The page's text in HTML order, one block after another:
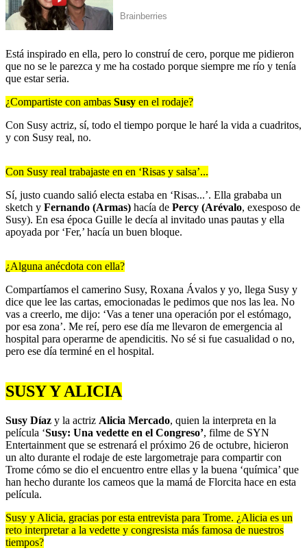
Está inspirado en ella, pero lo construí de cero, porque me pidieron
que no se le parezca y me ha costado porque siempre me río y tenía
que estar seria.
¿Compartiste con ambas Susy en el rodaje?
Con Susy actriz, sí, todo el tiempo porque le haré la vida a cuadritos,
y con Susy real, no.
Con Susy real trabajaste en en ‘Risas y salsa’...
Sí, justo cuando salió electa estaba en ‘Risas...’. Ella grababa un
sketch y Fernando (Armas) hacía de Percy (Arévalo, exesposo de
Susy). En esa época Guille le decía al invitado unas pautas y ella
apoyada por ‘Fer,’ hacía un buen bloque.
¿Alguna anécdota con ella?
Compartíamos el camerino Susy, Roxana Ávalos y yo, llega Susy y
dice que lee las cartas, emocionadas le pedimos que nos las lea. No
vas a creerlo, me dijo: ‘Vas a tener una operación por el estómago,
por esa zona’. Me reí, pero ese día me llevaron de emergencia al
hospital para operarme de apendicitis. No sé si fue casualidad o no,
pero ese día terminé en el hospital.
SUSY Y ALICIA
Susy Díaz y la actriz Alicia Mercado, quien la interpreta en la
película ‘Susy: Una vedette en el Congreso’, filme de SYN
Entertainment que se estrenará el próximo 26 de octubre, hicieron
un alto durante el rodaje de este largometraje para compartir con
Trome cómo se dio el encuentro entre ellas y la buena ‘química’ que
han hecho durante los cameos que la mamá de Florcita hace en esta
película.
Susy y Alicia, gracias por esta entrevista para Trome. ¿Alicia es un
reto interpretar a la vedette y congresista más famosa de nuestros
tiempos?